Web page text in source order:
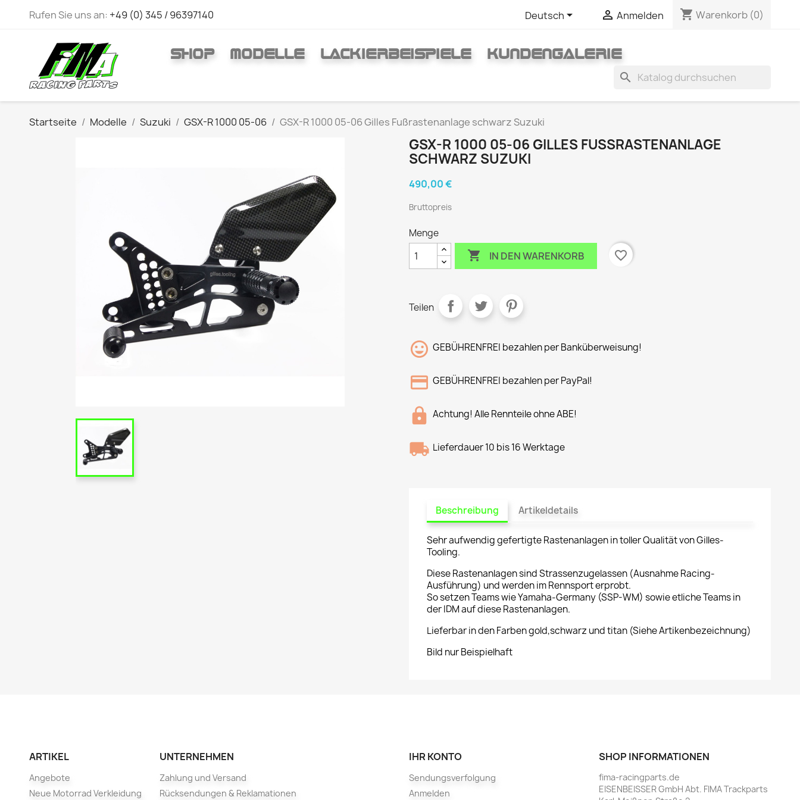
Rufen Sie uns an: +49 (0) 345 / 96397140 Deutsch  Anmelden shopping_cart Warenkorb (0)
SHOP MODELLE LACKIERBEISPIELE
KUNDENGALERIE
search
Startseite Modelle Suzuki GSX-R 1000 05-06 GSX-R 1000 05-06 Gilles Fußrastenanlage schwarz Suzuki
GSX-R 1000 05-06 GILLES FUSSRASTENANLAGE S
CHWARZ SUZUKI
490,00 €
Bruttopreis
Menge
 IN DEN WARENKORB favorite_border
Teilen
GEBÜHRENFREI bezahlen per Banküberweisung!
GEBÜHRENFREI bezahlen per PayPal!
Achtung! Alle Rennteile ohne ABE!
Lieferdauer 10 bis 16 Werktage
Beschreibung Artikeldetails
Sehr aufwendig gefertigte Rastenanlagen in toller Qualität von Gilles-
Tooling.
Diese Rastenanlagen sind Strassenzugelassen (Ausnahme Racing-
Ausführung) und werden im Rennsport erprobt.
So setzen Teams wie Yamaha-Germany (SSP-WM) sowie etliche Teams in
der IDM auf diese Rastenanlagen.
Lieferbar in den Farben gold,schwarz und titan (Siehe Artikenbezeichnung)
Bild nur Beispielhaft
ARTIKEL
Angebote
Neue Motorrad Verkleidung
UNTERNEHMEN
Zahlung und Versand
Rücksendungen & Reklamationen
IHR KONTO
Sendungsverfolgung
Anmelden
SHOP INFORMATIONEN
fima-racingparts.de
EISENBEISSER GmbH Abt. FIMA Trackparts